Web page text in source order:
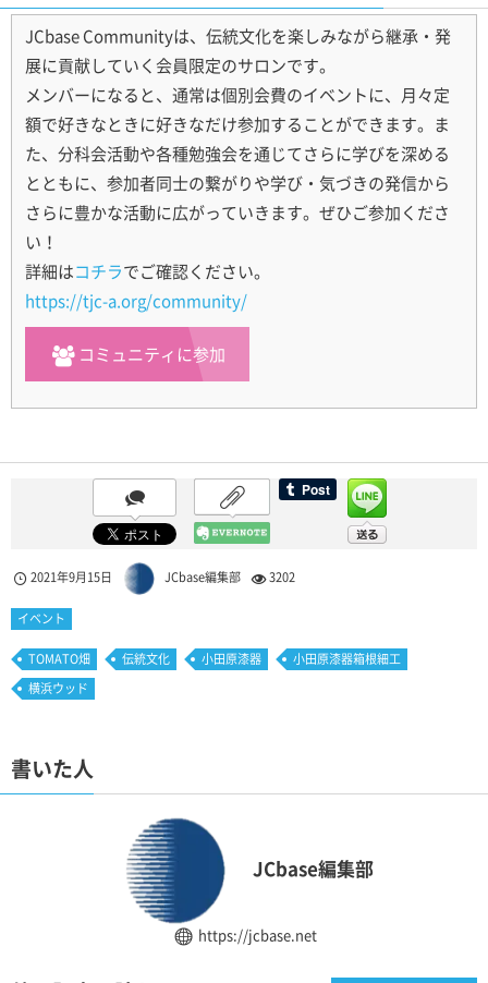
JCbase Communityは、伝統文化を楽しみながら継承・発
展に貢献していく会員限定のサロンです。
メンバーになると、通常は個別会費のイベントに、月々定
額で好きなときに好きなだけ参加することができます。ま
た、分科会活動や各種勉強会を通じてさらに学びを深める
とともに、参加者同士の繋がりや学び・気づきの発信から
さらに豊かな活動に広がっていきます。ぜひご参加くださ
い！
詳細はコチラでご確認ください。
https://tjc-a.org/community/
コミュニティに参加
2021年9月15日 JCbase編集部 3202
イベント
TOMATO畑 伝統文化 小田原漆器
小田原漆器箱根細工
横浜ウッド
書いた人
JCbase編集部
https://jcbase.net